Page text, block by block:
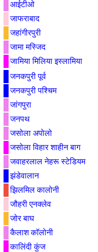
आईटीओ
जाफराबाद
जहांगीरपुरी
जामा मस्जिद
जामिया मिलिया इस्लामिया
जनकपुरी पूर्व
जनकपुरी पश्चिम
जांगपुरा
जनपथ
जसोला अपोलो
जसोला विहार शाहीन बाग
जवाहरलाल नेहरू स्टेडियम
झंडेवालान
झिलमिल कालोनी
जौहरी एनक्लेव
जोर बाघ
कैलाश कॉलोनी
कालिंदी कुंज